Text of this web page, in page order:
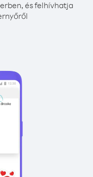
és felhívhatja